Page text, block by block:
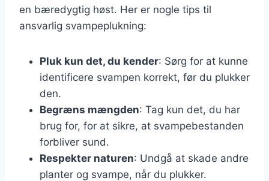
en bæredygtig høst. Her er nogle tips til
ansvarlig svampeplukning:
Pluk kun det, du kender: Sørg for at kunne
identificere svampen korrekt, før du plukker
den.
Begræns mængden: Tag kun det, du har
brug for, for at sikre, at svampebestanden
forbliver sund.
Respekter naturen: Undgå at skade andre
planter og svampe, når du plukker.